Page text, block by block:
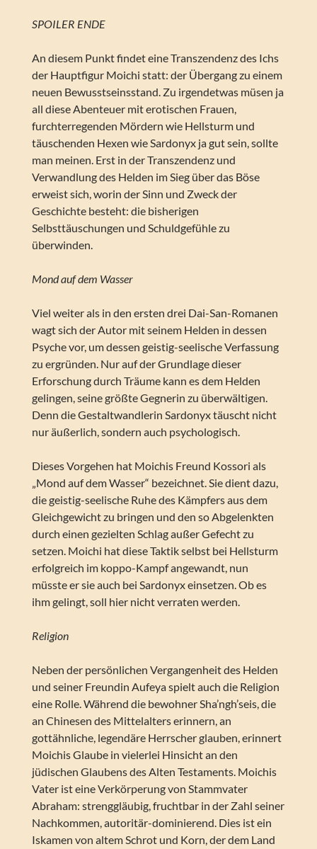
SPOILER ENDE
An diesem Punkt findet eine Transzendenz des Ichs
der Hauptfigur Moichi statt: der Übergang zu einem
neuen Bewusstseinsstand. Zu irgendetwas müsen ja
all diese Abenteuer mit erotischen Frauen,
furchterregenden Mördern wie Hellsturm und
täuschenden Hexen wie Sardonyx ja gut sein, sollte
man meinen. Erst in der Transzendenz und
Verwandlung des Helden im Sieg über das Böse
erweist sich, worin der Sinn und Zweck der
Geschichte besteht: die bisherigen
Selbsttäuschungen und Schuldgefühle zu
überwinden.
Mond auf dem Wasser
Viel weiter als in den ersten drei Dai-San-Romanen
wagt sich der Autor mit seinem Helden in dessen
Psyche vor, um dessen geistig-seelische Verfassung
zu ergründen. Nur auf der Grundlage dieser
Erforschung durch Träume kann es dem Helden
gelingen, seine größte Gegnerin zu überwältigen.
Denn die Gestaltwandlerin Sardonyx täuscht nicht
nur äußerlich, sondern auch psychologisch.
Dieses Vorgehen hat Moichis Freund Kossori als
„Mond auf dem Wasser“ bezeichnet. Sie dient dazu,
die geistig-seelische Ruhe des Kämpfers aus dem
Gleichgewicht zu bringen und den so Abgelenkten
durch einen gezielten Schlag außer Gefecht zu
setzen. Moichi hat diese Taktik selbst bei Hellsturm
erfolgreich im koppo-Kampf angewandt, nun
müsste er sie auch bei Sardonyx einsetzen. Ob es
ihm gelingt, soll hier nicht verraten werden.
Religion
Neben der persönlichen Vergangenheit des Helden
und seiner Freundin Aufeya spielt auch die Religion
eine Rolle. Während die bewohner Sha’ngh’seis, die
an Chinesen des Mittelalters erinnern, an
gottähnliche, legendäre Herrscher glauben, erinnert
Moichis Glaube in vielerlei Hinsicht an den
jüdischen Glaubens des Alten Testaments. Moichis
Vater ist eine Verkörperung von Stammvater
Abraham: strenggläubig, fruchtbar in der Zahl seiner
Nachkommen, autoritär-dominierend. Dies ist ein
Iskamen von altem Schrot und Korn, der dem Land